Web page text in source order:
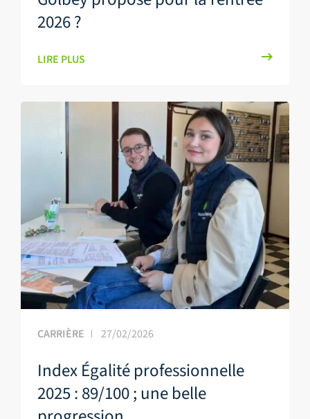
2026 ?
LIRE PLUS
CARRIÈRE 27/02/2026
Index Égalité professionnelle
2025 : 89/100 ; une belle